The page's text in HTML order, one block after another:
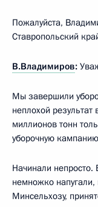
Пожалуйста,
Ставропольский
В.Владимиров:
Мы завершили
неплохой
миллионов тонн
уборочную
Начинали
немножко напугали,
Минсельхозу,